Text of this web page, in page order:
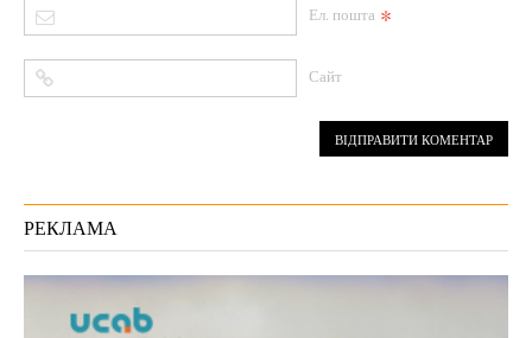
Ел. пошта *
Сайт
РЕКЛАМА